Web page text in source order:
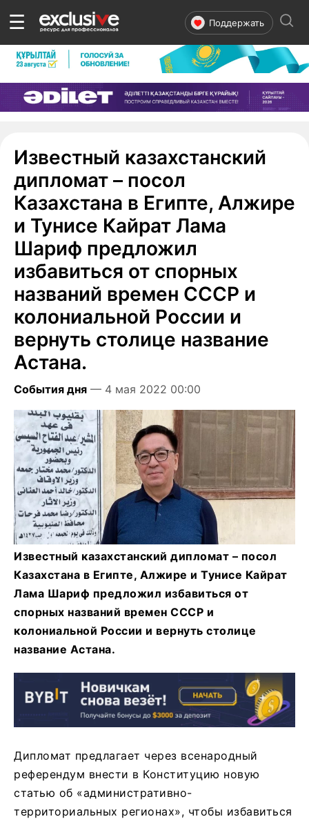
☰ Поддержать
Известный казахстанский
дипломат – посол
Казахстана в Египте, Алжире
и Тунисе Кайрат Лама
Шариф предложил
избавиться от спорных
названий времен СССР и
колониальной России и
вернуть столице название
Астана.
События дня — 4 мая 2022 00:00
Известный казахстанский дипломат – посол
Казахстана в Египте, Алжире и Тунисе Кайрат
Лама Шариф предложил избавиться от
спорных названий времен СССР и
колониальной России и вернуть столице
название Астана.
Дипломат предлагает через всенародный
референдум внести в Конституцию новую
статью об «административно-
территориальных регионах», чтобы избавиться